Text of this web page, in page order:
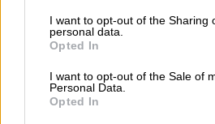
not limited to your visit or usage
grant or deny consent to Google
use your data for below specified
consent section.
I want to opt-out of the Sharing
personal data.
Opted In
I want to opt-out of the Sale of
Personal Data.
Opted In
στις 6 και στις 7
Παρασκευή και Σάββατο,
των δύο
δίσκοι, κατά δήλωσή